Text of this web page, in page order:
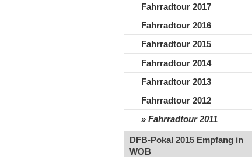
Fahrradtour 2017
Fahrradtour 2016
Fahrradtour 2015
Fahrradtour 2014
Fahrradtour 2013
Fahrradtour 2012
Fahrradtour 2011
DFB-Pokal 2015 Empfang in
WOB